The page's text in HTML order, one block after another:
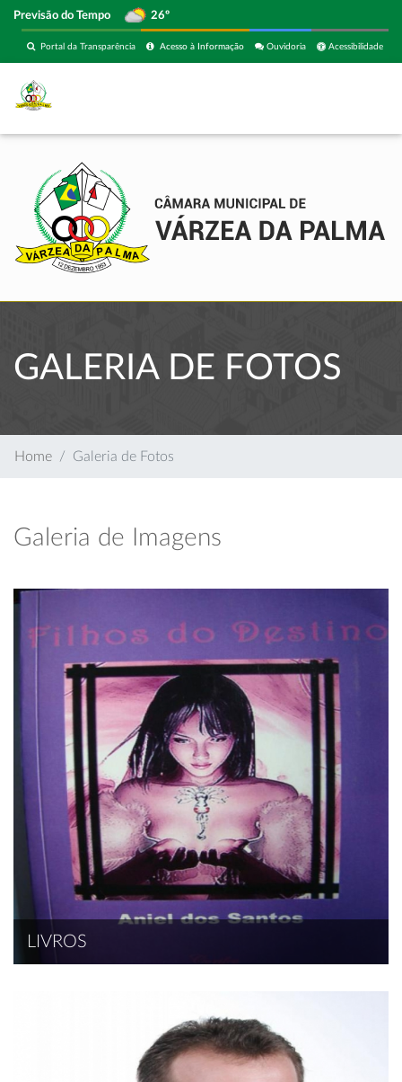
Previsão do Tempo 26º
Acessibilidade
Ouvidoria
Acesso à Informação
Portal da Transparência
GALERIA DE FOTOS
Home Galeria de Fotos
Galeria de Imagens
LIVROS